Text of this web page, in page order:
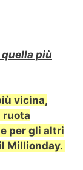
quella più
vicina,
ruota
per gli altri
Millionday.